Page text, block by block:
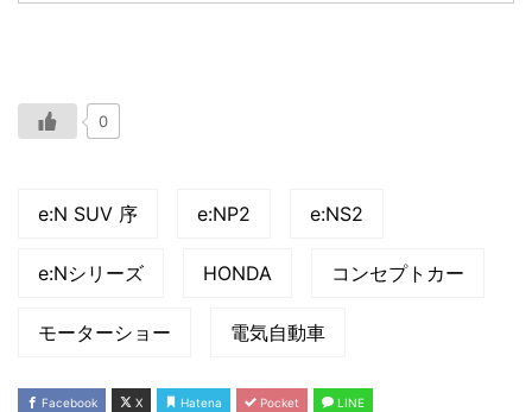
0
e:N SUV 序 e:NP2 e:NS2
e:Nシリーズ HONDA コンセプトカー
モーターショー 電気自動車
Facebook X Hatena Pocket LINE